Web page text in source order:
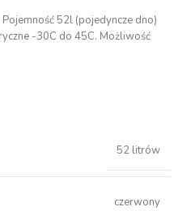
52l (pojedyncze dno)
-30C do 45C. Możliwość
52 litrów
czerwony